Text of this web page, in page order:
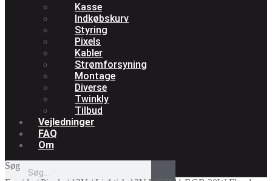
Kasse
Indkøbskurv
Styring
Pixels
Kabler
Strømforsyning
Montage
Diverse
Twinkly
Tilbud
Vejledninger
FAQ
Om
Søg